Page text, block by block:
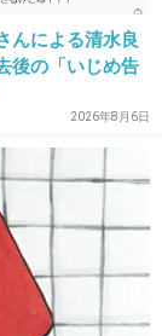
アゴまわりには
現実はあまりに悲
齢臭をまき散...
んによる清水良
後の「いじめ告
2026年8月6日